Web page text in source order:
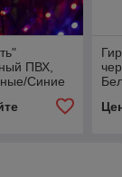
ПВХ,
Синие